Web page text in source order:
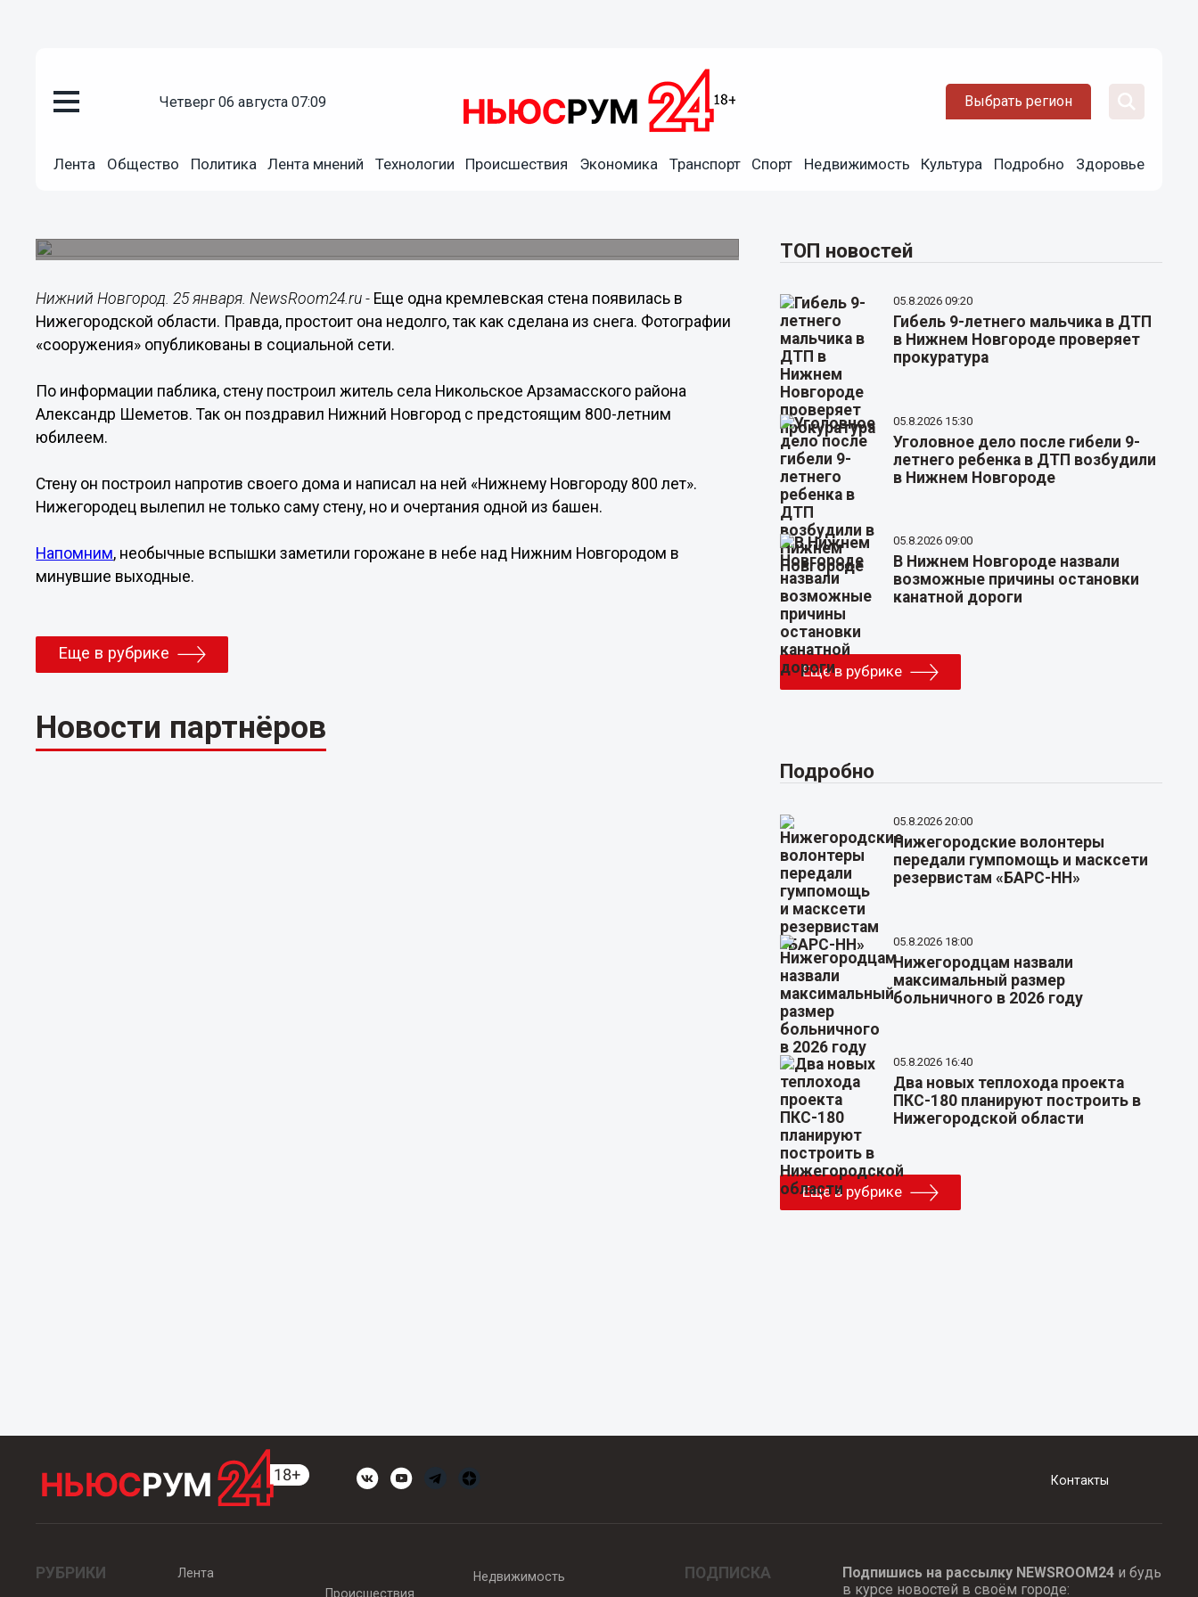
четверг 06 августа 07:09 Выбрать регион
Лента Общество Политика Лента мнений Технологии Происшествия Экономика Транспорт Спорт Недвижимость Культура Подробно Здоровье
Кремлевскую стену из снега построил нижегородец у своего
Нижний Новгород. 25 января. NewsRoom24.ru - Еще одна кремлевская стена появилась в
Нижегородской области. Правда, простоит она недолго, так как сделана из снега. Фотографии
«сооружения» опубликованы в социальной сети.
По информации паблика, стену построил житель села Никольское Арзамасского района
Александр Шеметов. Так он поздравил Нижний Новгород с предстоящим 800-летним
юбилеем.
Стену он построил напротив своего дома и написал на ней «Нижнему Новгороду 800 лет».
Нижегородец вылепил не только саму стену, но и очертания одной из башен.
Напомним, необычные вспышки заметили горожане в небе над Нижним Новгородом в
минувшие выходные.
Еще в рубрике
Новости партнёров
ТОП новостей
05.8.2026 09:20
Гибель 9-летнего мальчика в ДТП
в Нижнем Новгороде проверяет
прокуратура
05.8.2026 15:30
Уголовное дело после гибели 9-
летнего ребенка в ДТП возбудили
в Нижнем Новгороде
05.8.2026 09:00
В Нижнем Новгороде назвали
возможные причины остановки
канатной дороги
Еще в рубрике
Подробно
05.8.2026 20:00
Нижегородские волонтеры
передали гумпомощь и масксети
резервистам «БАРС-НН»
05.8.2026 18:00
Нижегородцам назвали
максимальный размер
больничного в 2026 году
05.8.2026 16:40
Два новых теплохода проекта
ПКС-180 планируют построить в
Нижегородской области
Еще в рубрике
Контакты
РУБРИКИ
Лента
Происшествия
Недвижимость ПОДПИСКА Подпишись на рассылку NEWSROOM24и будь
в курсе новостей в своём городе: